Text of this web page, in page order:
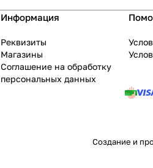
Информация
Реквизиты
Магазины
Соглашение на обработку
персональных данных
Создание и